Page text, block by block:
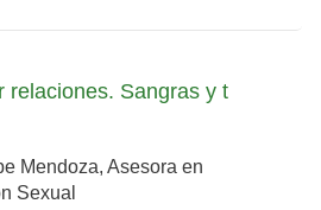
relaciones. Sangras y t
Mendoza, Asesora en
Sexual